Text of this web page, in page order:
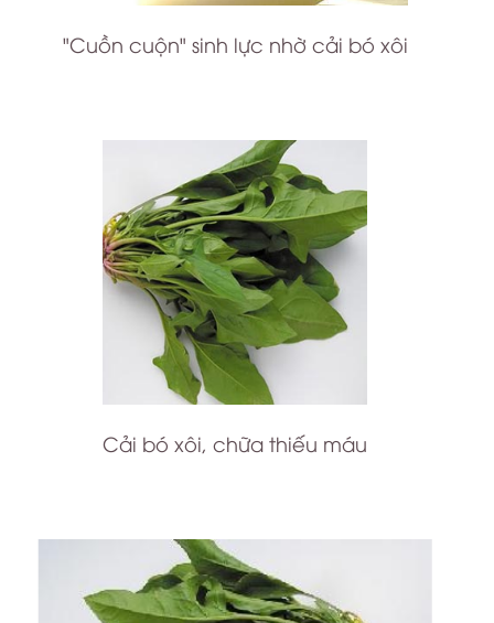
"Cuồn cuộn" sinh lực nhờ cải bó xôi
Cải bó xôi, chữa thiếu máu